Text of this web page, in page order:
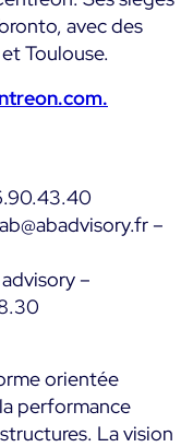
avec des
Toulouse.
–
–
orientée
performance
La vision